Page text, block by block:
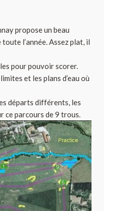
propose un beau
l’année. Assez plat, il
pour pouvoir scorer.
et les plans d’eau où
départs différents, les
ce parcours de 9 trous.